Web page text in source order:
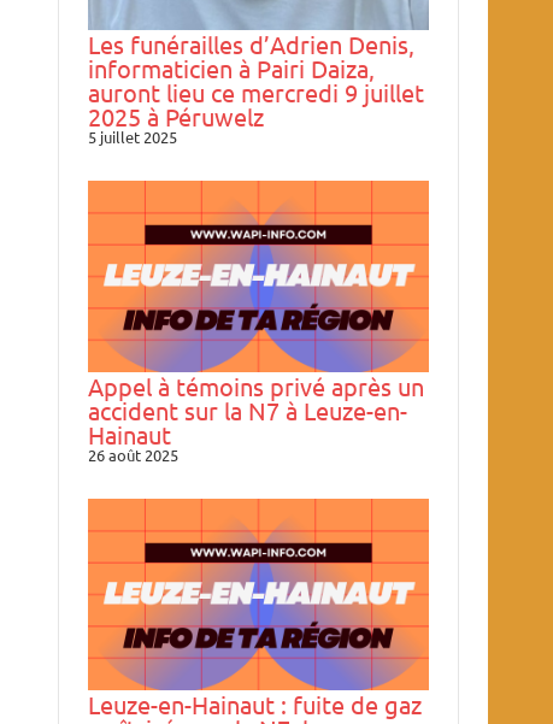
Les funérailles d’Adrien Denis,
informaticien à Pairi Daiza,
auront lieu ce mercredi 9 juillet
2025 à Péruwelz
5 juillet 2025
Appel à témoins privé après un
accident sur la N7 à Leuze-en-
Hainaut
26 août 2025
Leuze-en-Hainaut : fuite de gaz